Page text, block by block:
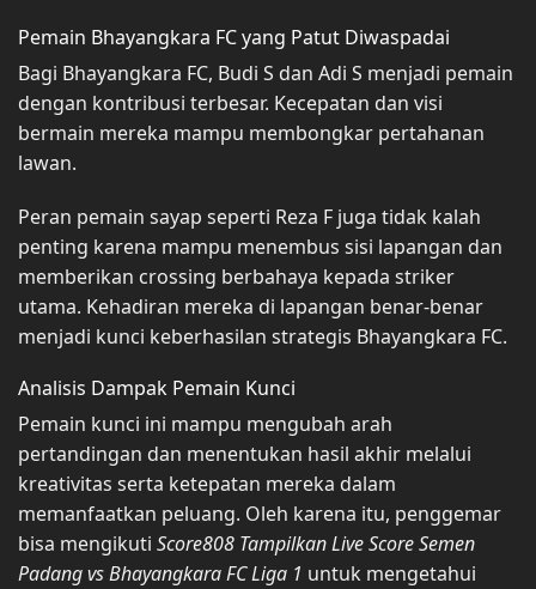
Pemain Bhayangkara FC yang Patut Diwaspadai
Bagi Bhayangkara FC, Budi S dan Adi S menjadi pemain
dengan kontribusi terbesar. Kecepatan dan visi
bermain mereka mampu membongkar pertahanan
lawan.
Peran pemain sayap seperti Reza F juga tidak kalah
penting karena mampu menembus sisi lapangan dan
memberikan crossing berbahaya kepada striker
utama. Kehadiran mereka di lapangan benar-benar
menjadi kunci keberhasilan strategis Bhayangkara FC.
Analisis Dampak Pemain Kunci
Pemain kunci ini mampu mengubah arah
pertandingan dan menentukan hasil akhir melalui
kreativitas serta ketepatan mereka dalam
memanfaatkan peluang. Oleh karena itu, penggemar
bisa mengikuti Score808 Tampilkan Live Score Semen
Padang vs Bhayangkara FC Liga 1 untuk mengetahui